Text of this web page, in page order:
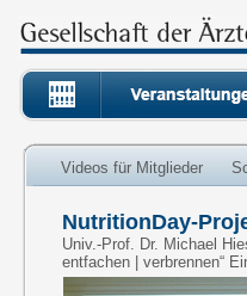
Videos für Mitglieder
NutritionDay-
Univ.-Prof. Dr. Michael
entfachen | verbrennen“